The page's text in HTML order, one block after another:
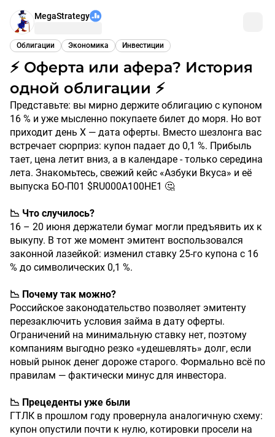
MegaStrategy
Облигации Экономика Инвестиции
⚡️ Оферта или афера? История
одной облигации ⚡️
Представьте: вы мирно держите облигацию с купоном
16 % и уже мысленно покупаете билет до моря. Но вот
приходит день Х — дата оферты. Вместо шезлонга вас
встречает сюрприз: купон падает до 0,1 %. Прибыль
тает, цена летит вниз, а в календаре - только середина
лета. Знакомьтесь, свежий кейс «Азбуки Вкуса» и её
выпуска БО-П01 $RU000A100HE1 🤔
📉 Что случилось?
16 – 20 июня держатели бумаг могли предъявить их к
выкупу. В тот же момент эмитент воспользовался
законной лазейкой: изменил ставку 25-го купона с 16
% до символических 0,1 %.
📉 Почему так можно?
Российское законодательство позволяет эмитенту
перезаключить условия займа в дату оферты.
Ограничений на минимальную ставку нет, поэтому
компаниям выгодно резко «удешевлять» долг, если
новый рынок денег дороже старого. Формально всё по
правилам — фактически минус для инвестора.
📉 Прецеденты уже были
ГТЛК в прошлом году провернула аналогичную схему:
купон опустили почти к нулю, котировки просели на